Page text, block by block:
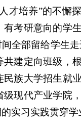
才培养”的不懈
考研意向的学
全部留给学生
建定向班级，
族大学招生就
现代产业学院
实习实践贯穿学